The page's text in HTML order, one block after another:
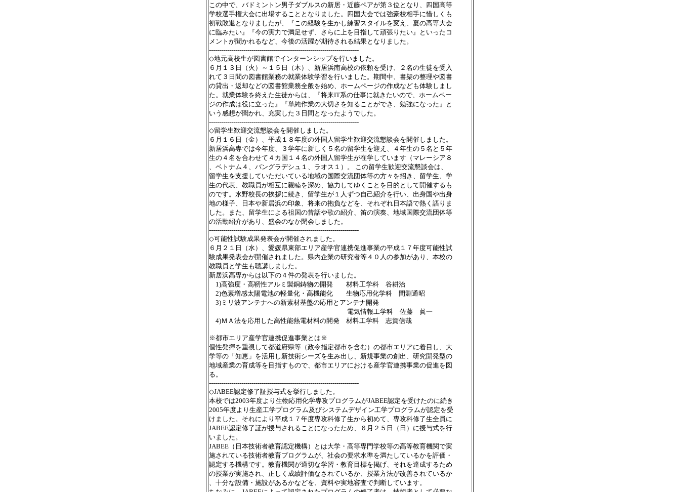
この中で、バドミントン男子ダブルスの新居・近藤ペアが第３位となり、四国高等
学校選手権大会に出場することとなりました。四国大会では強豪校相手に惜しくも
初戦敗退となりましたが、『この経験を生かし練習スタイルを変え、夏の高専大会
に臨みたい』『今の実力で満足せず、さらに上を目指して頑張りたい』といったコ
メントが聞かれるなど、今後の活躍が期待される結果となりました。
--------------------------------------------------------------------------
◇地元高校生が図書館でインターンシップを行いました。
６月１３日（火）～１５日（木）、新居浜南高校の依頼を受け、２名の生徒を受入
れて３日間の図書館業務の就業体験学習を行いました。期間中、書架の整理や図書
の貸出・返却などの図書館業務全般を始め、ホームページの作成なども体験しまし
た。就業体験を終えた生徒からは、『将来IT系の仕事に就きたいので、ホームペー
ジの作成は役に立った』『単純作業の大切さを知ることができ、勉強になった』と
いう感想が聞かれ、充実した３日間となったようでした。
--------------------------------------------------------------------------
◇留学生歓迎交流懇談会を開催しました。
６月１６日（金）、平成１８年度の外国人留学生歓迎交流懇談会を開催しました。
新居浜高専では今年度、３学年に新しく５名の留学生を迎え、４年生の５名と５年
生の４名を合わせて４カ国１４名の外国人留学生が在学しています（マレーシア８
、ベトナム４、バングラデシュ１、ラオス１）。 この留学生歓迎交流懇談会は、
留学生を支援していただいている地域の国際交流団体等の方々を招き、留学生、学
生の代表、教職員が相互に親睦を深め、協力してゆくことを目的として開催するも
のです。水野校長の挨拶に続き、留学生が１人ずつ自己紹介を行い、出身国や出身
地の様子、日本や新居浜の印象、将来の抱負などを、それぞれ日本語で熱く語りま
した。また、留学生による祖国の昔話や歌の紹介、笛の演奏、地域国際交流団体等
の活動紹介があり、盛会のなか閉会しました。
--------------------------------------------------------------------------
◇可能性試験成果発表会が開催されました。
６月２１日（水）、愛媛県東部エリア産学官連携促進事業の平成１７年度可能性試
験成果発表会が開催されました。県内企業の研究者等４０人の参加があり、本校の
教職員と学生も聴講しました。
新居浜高専からは以下の４件の発表を行いました。
1)高強度・高靭性アルミ製銅鋳物の開発 材料工学科 谷耕治
2)色素増感太陽電池の軽量化・高機能化 生物応用化学科 間淵通昭
3)ミリ波アンテナへの新素材基盤の応用とアンテナ開発
電気情報工学科 佐藤 眞一
4)ＭＡ法を応用した高性能熱電材料の開発 材料工学科 志賀信哉
※都市エリア産学官連携促進事業とは※
個性発揮を重視して都道府県等（政令指定都市を含む）の都市エリアに着目し、大
学等の「知恵」を活用し新技術シーズを生み出し、新規事業の創出、研究開発型の
地域産業の育成等を目指すもので、都市エリアにおける産学官連携事業の促進を図
る。
--------------------------------------------------------------------------
◇JABEE認定修了証授与式を挙行しました。
本校では2003年度より生物応用化学専攻プログラムがJABEE認定を受けたのに続き
2005年度より生産工学プログラム及びシステムデザイン工学プログラムが認定を受
けました。それにより平成１７年度専攻科修了生から初めて、専攻科修了生全員に
JABEE認定修了証が授与されることになったため、６月２５日（日）に授与式を行
いました。
JABEE（日本技術者教育認定機構）とは大学・高等専門学校等の高等教育機関で実
施されている技術者教育プログラムが、社会の要求水準を満たしているかを評価・
認定する機構です。教育機関が適切な学習・教育目標を掲げ、それを達成するため
の授業が実施され、正しく成績評価なされているか、授業方法が改善されているか
、十分な設備・施設があるかなどを、資料や実地審査で判断しています。